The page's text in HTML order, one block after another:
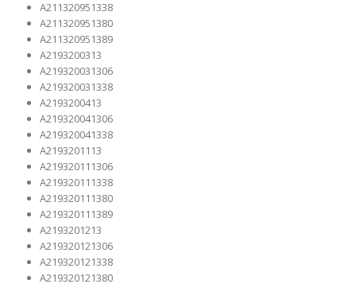
A211320951338
A211320951380
A211320951389
A2193200313
A219320031306
A219320031338
A2193200413
A219320041306
A219320041338
A2193201113
A219320111306
A219320111338
A219320111380
A219320111389
A2193201213
A219320121306
A219320121338
A219320121380